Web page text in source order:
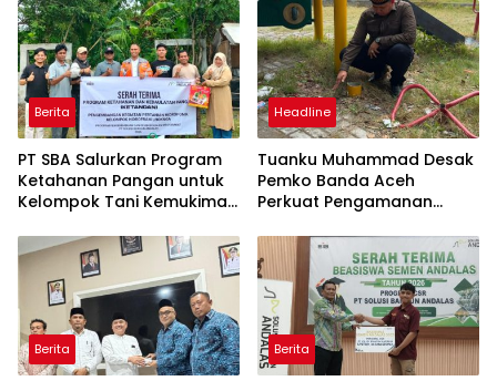
Berita
PT SBA Salurkan Program
Ketahanan Pangan untuk
Kelompok Tani Kemukiman
Headline
Tuanku Muhammad Desak
Pemko Banda Aceh
Perkuat Pengamanan
Berita Berita